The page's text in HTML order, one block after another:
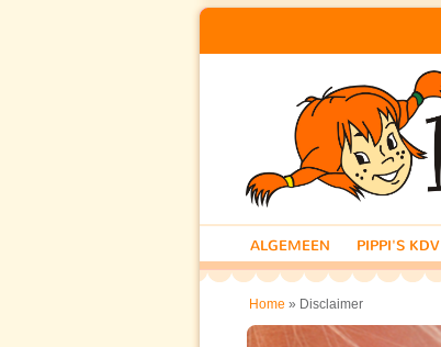
ALGEMEEN PIPPI'S KDV
Home » Disclaimer